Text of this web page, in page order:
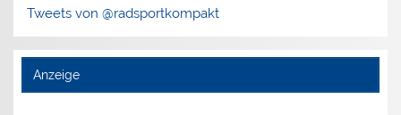
Tweets von @radsportkompakt
Anzeige